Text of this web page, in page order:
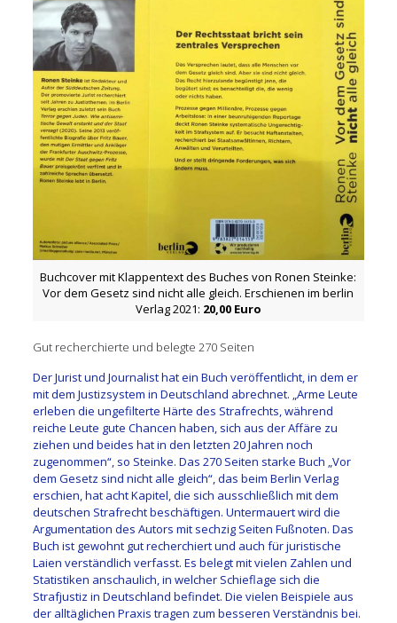
Buchcover mit Klappentext des Buches von Ronen Steinke:
Vor dem Gesetz sind nicht alle gleich. Erschienen im berlin
Verlag 2021: 20,00 Euro
Gut recherchierte und belegte 270 Seiten
Der Jurist und Journalist hat ein Buch veröffentlicht, in dem er
mit dem Justizsystem in Deutschland abrechnet. „Arme Leute
erleben die ungefilterte Härte des Strafrechts, während
reiche Leute gute Chancen haben, sich aus der Affäre zu
ziehen und beides hat in den letzten 20 Jahren noch
zugenommen“, so Steinke. Das 270 Seiten starke Buch „Vor
dem Gesetz sind nicht alle gleich“, das beim Berlin Verlag
erschien, hat acht Kapitel, die sich ausschließlich mit dem
deutschen Strafrecht beschäftigen. Untermauert wird die
Argumentation des Autors mit sechzig Seiten Fußnoten. Das
Buch ist gewohnt gut recherchiert und auch für juristische
Laien verständlich verfasst. Es belegt mit vielen Zahlen und
Statistiken anschaulich, in welcher Schieflage sich die
Strafjustiz in Deutschland befindet. Die vielen Beispiele aus
der alltäglichen Praxis tragen zum besseren Verständnis bei.